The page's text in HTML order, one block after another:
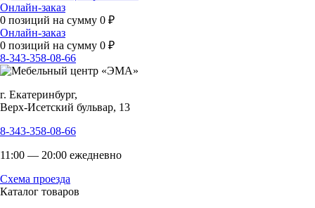
Онлайн-заказ
0 позиций на сумму 0 ₽
Онлайн-заказ
0 позиций на сумму 0 ₽
8-343-358-08-66
г. Екатеринбург,
Верх-Исетский бульвар, 13
8-343-358-08-66
11:00 — 20:00 ежедневно
Схема проезда
Каталог товаров